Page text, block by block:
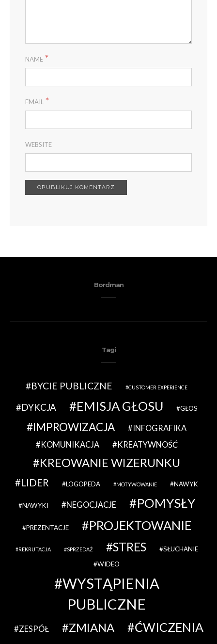
NAME *
EMAIL *
WEBSITE
Bordman
Tagi
BYCIE PUBLICZNE CUSTOMER EXPERIENCE
DYKCJA EMISJA GŁOSU GŁOS
IMPROWIZACJA
INFOGRAFIKA
KOMUNIKACJA
KREATYWNOŚĆ
KREOWANIE WIZERUNKU
LIDER LOGOPEDA MOTYWOWANIE NAWYK
NAWYKI NEGOCJACJE POMYSŁY
PREZENTACJE PROJEKTOWANIE
REKRUTACJA SPRZEDAŻ STRES
SŁUCHANIE
WIDEO
WYSTĄPIENIA
PUBLICZNE
ZESPÓŁ ZMIANA ĆWICZENIA